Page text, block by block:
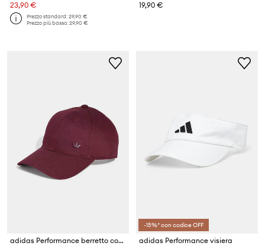
23,90 €
Prezzo standard:29,90 €
Prezzo più basso:29,90 €
19,90 €
adidas Performance berretto con visiera in cotone Originals Sport
-15%* con codice OFF
adidas Performance visiera